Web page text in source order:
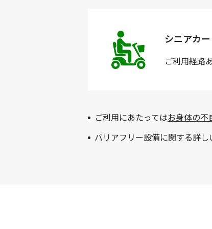
シニアカ
ご利用経路
ご利用にあたってはお身体の不
バリアフリー設備に関する詳し